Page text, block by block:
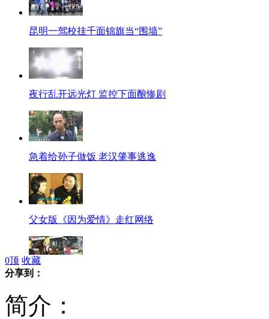
昆明一驾校挂千面锦旗当“围墙”
夜行乱开远光灯 监控下面酿惨剧
急着给孙子做饭 老汉肇事逃逸
父女版《因为爱情》走红网络
0顶 收藏
分享到：
简介：